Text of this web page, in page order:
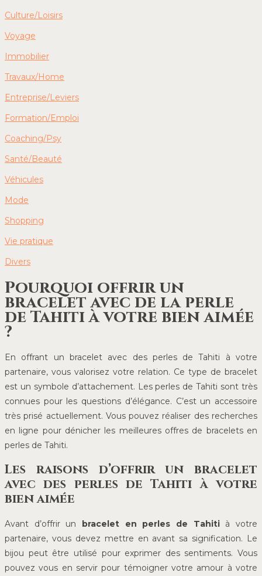
Culture/Loisirs
Voyage
Immobilier
Travaux/Home
Entreprise/Leviers
Formation/Emploi
Coaching/Psy
Santé/Beauté
Véhicules
Mode
Shopping
Vie pratique
Divers
Pourquoi offrir un
bracelet avec de la perle
de Tahiti à votre bien aimée
?
En offrant un bracelet avec des perles de Tahiti à votre
partenaire, vous valorisez votre relation. Ce type de bracelet
est un symbole d’attachement. Les perles de Tahiti sont très
connues pour les questions d’élégance. C’est un accessoire
très prisé actuellement. Vous pouvez réaliser des recherches
en ligne pour dénicher les meilleures offres de bracelets en
perles de Tahiti.
Les raisons d’offrir un bracelet
avec des perles de Tahiti à votre
bien aimée
Avant d’offrir un bracelet en perles de Tahitià votre
partenaire, vous devez mettre en avant sa signification. Le
bijou peut être utilisé pour exprimer des sentiments. Vous
pouvez vous en servir pour témoigner votre amour à votre